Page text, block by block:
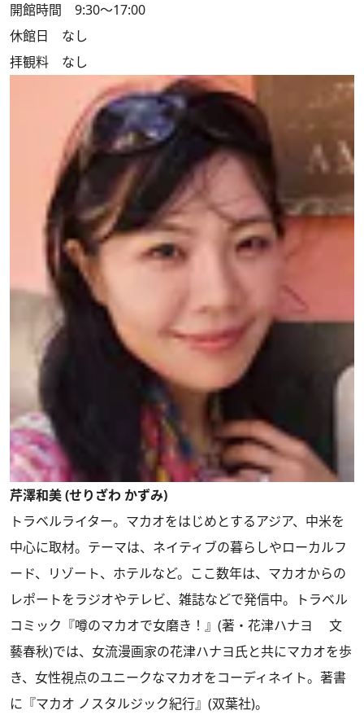
開館時間 9:30～17:00
休館日 なし
拝観料 なし
芹澤和美 (せりざわ かずみ)
トラベルライター。マカオをはじめとするアジア、中米を
中心に取材。テーマは、ネイティブの暮らしやローカルフ
ード、リゾート、ホテルなど。ここ数年は、マカオからの
レポートをラジオやテレビ、雑誌などで発信中。トラベル
コミック『噂のマカオで女磨き！』(著・花津ハナヨ 文
藝春秋)では、女流漫画家の花津ハナヨ氏と共にマカオを歩
き、女性視点のユニークなマカオをコーディネイト。著書
に『マカオ ノスタルジック紀行』(双葉社)。